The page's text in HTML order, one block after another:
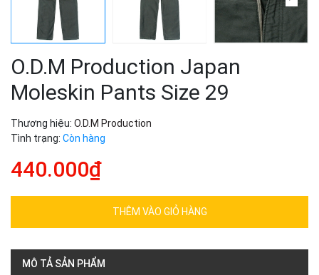
O.D.M Production Japan
Moleskin Pants Size 29
Thương hiệu: O.D.M Production
Tình trạng: Còn hàng
440.000₫
THÊM VÀO GIỎ HÀNG
MÔ TẢ SẢN PHẨM